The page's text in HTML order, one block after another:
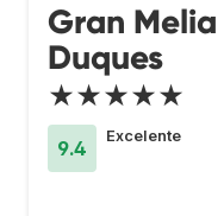
Gran
Duques
★★★★★
9.4
Excelente